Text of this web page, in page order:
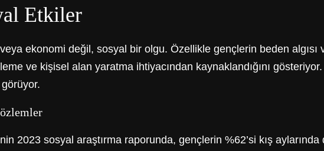
Etkiler
ekonomi değil, sosyal bir olgu. Özellikle gençlerin beden algısı
ve kişisel alan yaratma ihtiyacından kaynaklandığını
2023 sosyal araştırma raporunda, gençlerin %62’si kış